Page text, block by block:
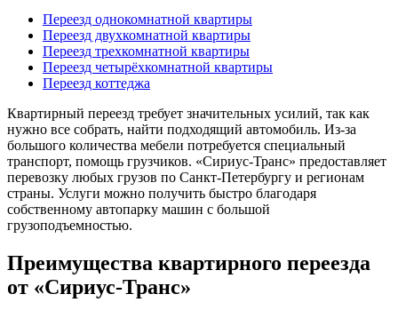
Переезд однокомнатной квартиры
Переезд двухкомнатной квартиры
Переезд трехкомнатной квартиры
Переезд четырёхкомнатной квартиры
Переезд коттеджа
Квартирный переезд требует значительных усилий, так как
нужно все собрать, найти подходящий автомобиль. Из-за
большого количества мебели потребуется специальный
транспорт, помощь грузчиков. «Сириус-Транс» предоставляет
перевозку любых грузов по Санкт-Петербургу и регионам
страны. Услуги можно получить быстро благодаря
собственному автопарку машин с большой
грузоподъемностью.
Преимущества квартирного переезда
от «Сириус-Транс»